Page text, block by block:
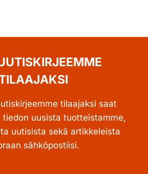
tilaajaksi saat
tiedon uusista tuotteistamme,
uutisista sekä artikkeleista
sähköpostiisi.